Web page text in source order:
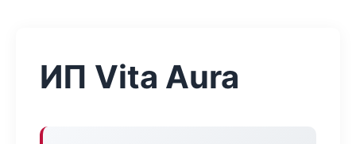
ИП Vita Aura